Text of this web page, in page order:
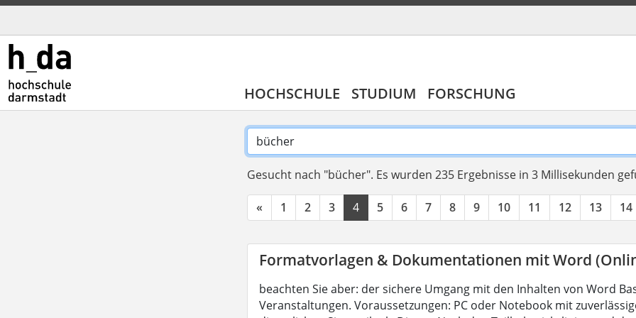
HOCHSCHULE STUDIUM FORSCHUNG
Gesucht nach "bücher". Es wurden 235 Ergebnisse in 3 Millisekunden
« 1 2 3 4 5 6 7 8 9 10 11 12 13 14
Formatvorlagen & Dokumentationen mit Word
beachten Sie aber: der sichere Umgang mit den Inhalten von Word
Veranstaltungen. Voraussetzungen: PC oder Notebook mit